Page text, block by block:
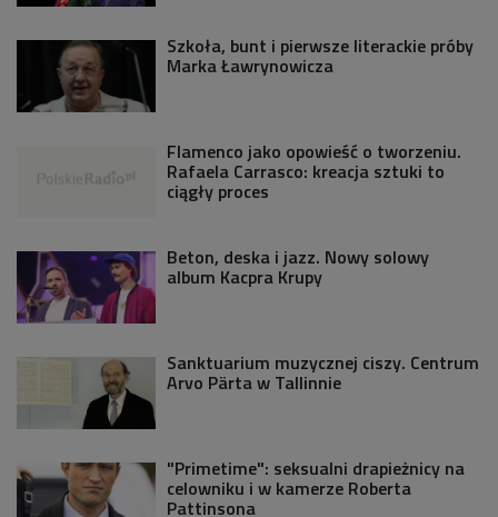
Szkoła, bunt i pierwsze literackie próby
Marka Ławrynowicza
Flamenco jako opowieść o tworzeniu.
Rafaela Carrasco: kreacja sztuki to
ciągły proces
Beton, deska i jazz. Nowy solowy
album Kacpra Krupy
Sanktuarium muzycznej ciszy. Centrum
Arvo Pärta w Tallinnie
"Primetime": seksualni drapieżnicy na
celowniku i w kamerze Roberta
Pattinsona